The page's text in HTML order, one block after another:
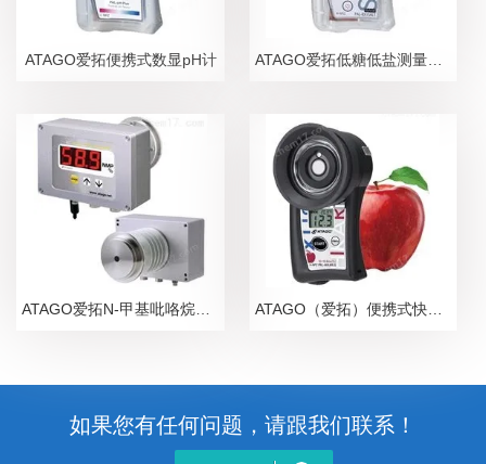
ATAGO爱拓便携式数显pH计 ATAGO爱拓低糖低盐测量糖盐度计
ATAGO（爱拓）便携式快速苹果无损糖度计
如果您有任何问题，请跟我们联系！